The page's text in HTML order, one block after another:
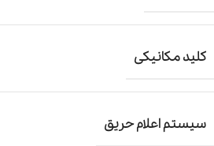
کلید مکانیکی
سیستم اعلام حریق